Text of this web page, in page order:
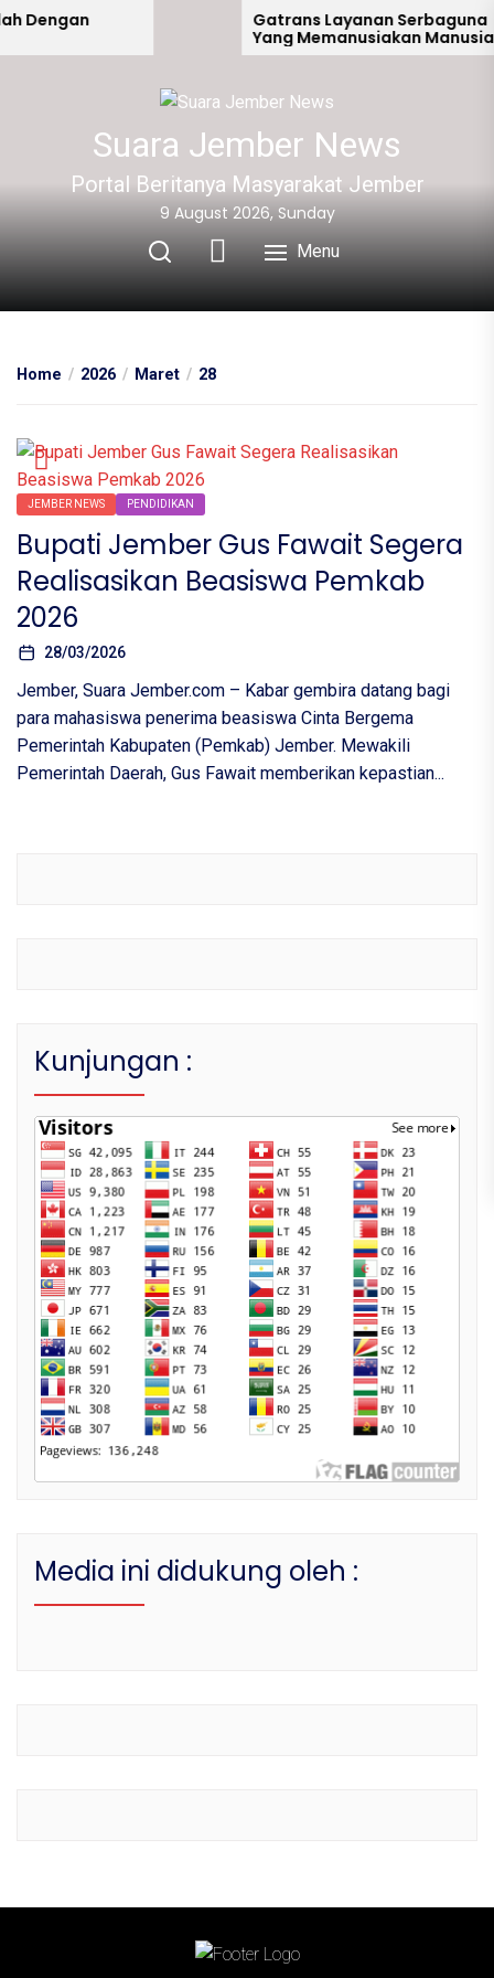
Skip
Dengan
Gatrans Layanan Serbaguna
Yang Memanusiakan Manusia
Lain
Suara Jember News
Portal Beritanya Masyarakat Jember
9 August 2026, Sunday
Menu
Home 2026 Maret 28
JEMBER NEWS PENDIDIKAN
Bupati Jember Gus Fawait Segera
Realisasikan Beasiswa Pemkab
2026
28/03/2026
Jember, Suara Jember.com – Kabar gembira datang bagi
para mahasiswa penerima beasiswa Cinta Bergema
Pemerintah Kabupaten (Pemkab) Jember. Mewakili
Pemerintah Daerah, Gus Fawait memberikan kepastian...
Kunjungan :
Media ini didukung oleh :